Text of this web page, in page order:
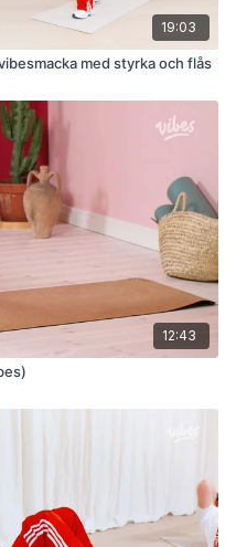
19:03
med styrka och flås
12:43